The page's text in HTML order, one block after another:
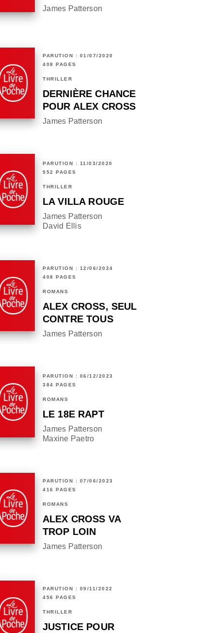
James Patterson
PARUTION : 01/07/2020
408 PAGES
THRILLER
DERNIÈRE CHANCE
POUR ALEX CROSS
James Patterson
PARUTION : 11/03/2020
552 PAGES
THRILLER
LA VILLA ROUGE
James Patterson
David Ellis
PARUTION : 12/06/2024
408 PAGES
ROMANS
ALEX CROSS, SEUL
CONTRE TOUS
James Patterson
PARUTION : 06/12/2023
384 PAGES
ROMANS
LE 18E RAPT
James Patterson
Maxine Paetro
PARUTION : 07/06/2023
416 PAGES
ROMANS
ALEX CROSS VA
TROP LOIN
James Patterson
PARUTION : 09/11/2022
456 PAGES
THRILLER
JUSTICE POUR